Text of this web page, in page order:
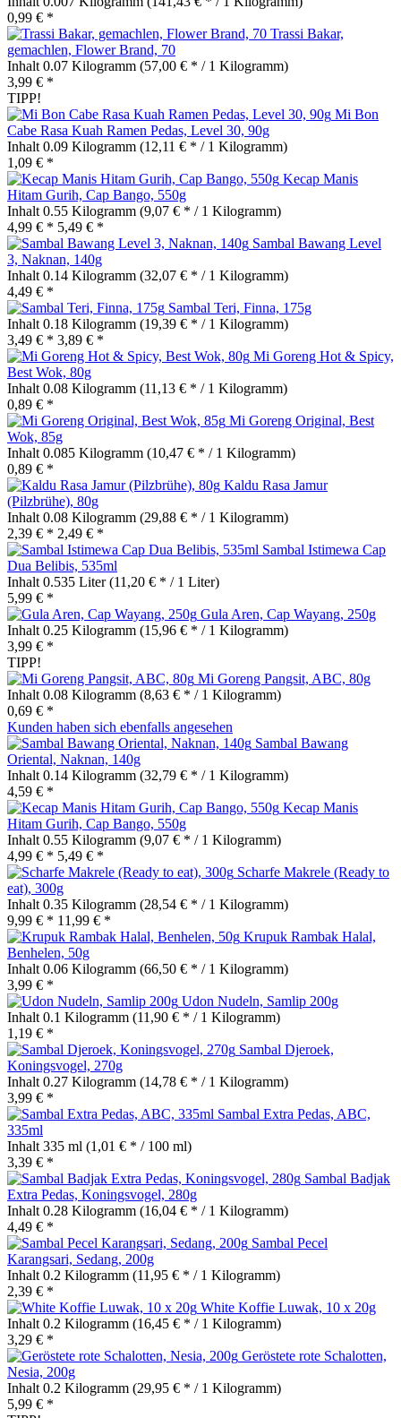
0,99 € *
Trassi Bakar,
gemachlen, Flower Brand, 70
Inhalt 0.07 Kilogramm (57,00 € * / 1 Kilogramm)
3,99 € *
TIPP!
Mi Bon
Cabe Rasa Kuah Ramen Pedas, Level 30, 90g
Inhalt 0.09 Kilogramm (12,11 € * / 1 Kilogramm)
1,09 € *
Kecap Manis
Hitam Gurih, Cap Bango, 550g
Inhalt 0.55 Kilogramm (9,07 € * / 1 Kilogramm)
4,99 € * 5,49 € *
Sambal Bawang Level
3, Naknan, 140g
Inhalt 0.14 Kilogramm (32,07 € * / 1 Kilogramm)
4,49 € *
Sambal Teri, Finna, 175g
Inhalt 0.18 Kilogramm (19,39 € * / 1 Kilogramm)
3,49 € * 3,89 € *
Mi Goreng Hot & Spicy,
Best Wok, 80g
Inhalt 0.08 Kilogramm (11,13 € * / 1 Kilogramm)
0,89 € *
Mi Goreng Original, Best
Wok, 85g
Inhalt 0.085 Kilogramm (10,47 € * / 1 Kilogramm)
0,89 € *
Kaldu Rasa Jamur
(Pilzbrühe), 80g
Inhalt 0.08 Kilogramm (29,88 € * / 1 Kilogramm)
2,39 € * 2,49 € *
Sambal Istimewa Cap
Dua Belibis, 535ml
Inhalt 0.535 Liter(11,20 € * / 1 Liter)
5,99 € *
Gula Aren, Cap Wayang, 250g
Inhalt 0.25 Kilogramm (15,96 € * / 1 Kilogramm)
3,99 € *
TIPP!
Mi Goreng Pangsit, ABC, 80g
Inhalt 0.08 Kilogramm (8,63 € * / 1 Kilogramm)
0,69 € *
Kunden haben sich ebenfalls angesehen
Sambal Bawang
Oriental, Naknan, 140g
Inhalt 0.14 Kilogramm (32,79 € * / 1 Kilogramm)
4,59 € *
Kecap Manis
Hitam Gurih, Cap Bango, 550g
Inhalt 0.55 Kilogramm (9,07 € * / 1 Kilogramm)
4,99 € * 5,49 € *
Scharfe Makrele (Ready to
eat), 300g
Inhalt 0.35 Kilogramm (28,54 € * / 1 Kilogramm)
9,99 € * 11,99 € *
Krupuk Rambak Halal,
Benhelen, 50g
Inhalt 0.06 Kilogramm (66,50 € * / 1 Kilogramm)
3,99 € *
Udon Nudeln, Samlip 200g
Inhalt 0.1 Kilogramm (11,90 € * / 1 Kilogramm)
1,19 € *
Sambal Djeroek,
Koningsvogel, 270g
Inhalt 0.27 Kilogramm (14,78 € * / 1 Kilogramm)
3,99 € *
Sambal Extra Pedas, ABC,
335ml
Inhalt 335 ml (1,01 € * / 100 ml)
3,39 € *
Sambal Badjak
Extra Pedas, Koningsvogel, 280g
Inhalt 0.28 Kilogramm (16,04 € * / 1 Kilogramm)
4,49 € *
Sambal Pecel
Karangsari, Sedang, 200g
Inhalt 0.2 Kilogramm (11,95 € * / 1 Kilogramm)
2,39 € *
White Koffie Luwak, 10 x 20g
Inhalt 0.2 Kilogramm (16,45 € * / 1 Kilogramm)
3,29 € *
Geröstete rote Schalotten,
Nesia, 200g
Inhalt 0.2 Kilogramm (29,95 € * / 1 Kilogramm)
5,99 € *